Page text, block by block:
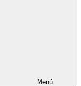
Menú